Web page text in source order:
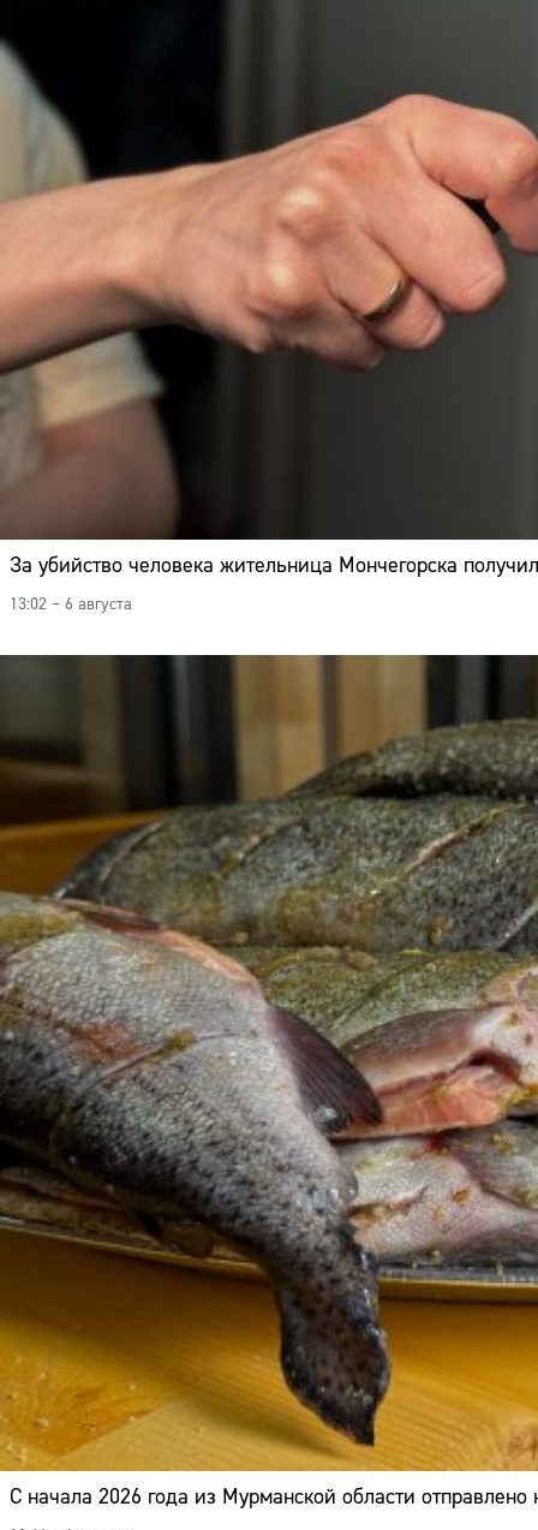
За убийство человека жительница Мончегорска
13:02 – 6 августа
С начала 2026 года из Мурманской области